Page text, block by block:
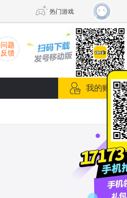
热门游戏
传奇4
新天龙八部
诛仙世界 新仙侠5
问题
反馈
我的账号箱